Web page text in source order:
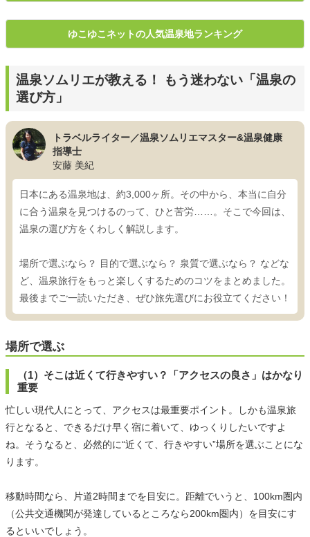
ゆこゆこネットの人気温泉地ランキング
温泉ソムリエが教える！ もう迷わない「温泉の
選び方」
トラベルライター／温泉ソムリエマスター&温泉健康
指導士
安藤 美紀
日本にある温泉地は、約3,000ヶ所。その中から、本当に自分
に合う温泉を見つけるのって、ひと苦労……。そこで今回は、
温泉の選び方をくわしく解説します。
場所で選ぶなら？ 目的で選ぶなら？ 泉質で選ぶなら？ などな
ど、温泉旅行をもっと楽しくするためのコツをまとめました。
最後までご一読いただき、ぜひ旅先選びにお役立てください！
場所で選ぶ
（1）そこは近くて行きやすい？「アクセスの良さ」はかなり
重要
忙しい現代人にとって、アクセスは最重要ポイント。しかも温泉旅
行となると、できるだけ早く宿に着いて、ゆっくりしたいですよ
ね。そうなると、必然的に“近くて、行きやすい”場所を選ぶことにな
ります。
移動時間なら、片道2時間までを目安に。距離でいうと、100km圏内
（公共交通機関が発達しているところなら200km圏内）を目安にす
るといいでしょう。